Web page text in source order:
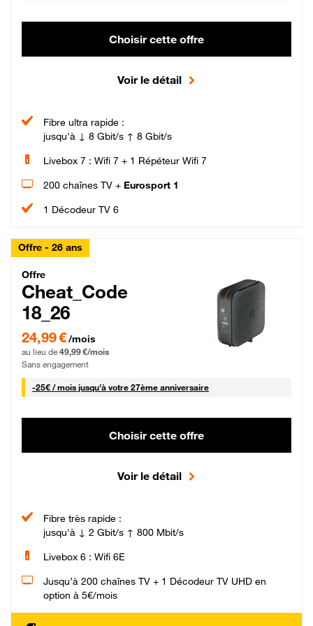
Choisir cette offre
Voir le détail
Fibre ultra rapide :
jusqu'à ↓ 8 Gbit/s ↑ 8 Gbit/s
Livebox 7 : Wifi 7 + 1 Répéteur Wifi 7
200 chaînes TV + Eurosport 1
1 Décodeur TV 6
Offre - 26 ans
Cheat_Code Fibre_18_26
Offre
Cheat_Code
18_26
24,99 € par mois pendant 0 mois puis 49,99 € par mois, Sans engagement
24,99 €/mois
au lieu de 49,99 €/mois
Sans engagement
-25€ / mois25 € par mois
jusqu'à votre 27ème anniversaire
Choisir cette offre
Voir le détail
Fibre très rapide :
jusqu'à ↓ 2 Gbit/s ↑ 800 Mbit/s
Livebox 6 : Wifi 6E
Jusqu’à 200 chaînes TV + 1 Décodeur TV UHD en
option à 5€/mois